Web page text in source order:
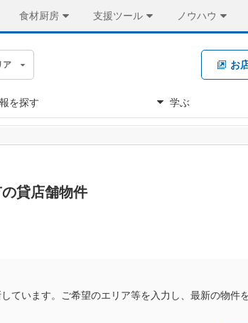
食材厨房 支援ツール ノウハウ
ア お
を探す 学ぶ
貸店舗物件
ています。ご希望のエリア等を入力し、最新の物件